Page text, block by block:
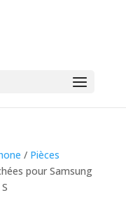
/ Pièces
pour Samsung